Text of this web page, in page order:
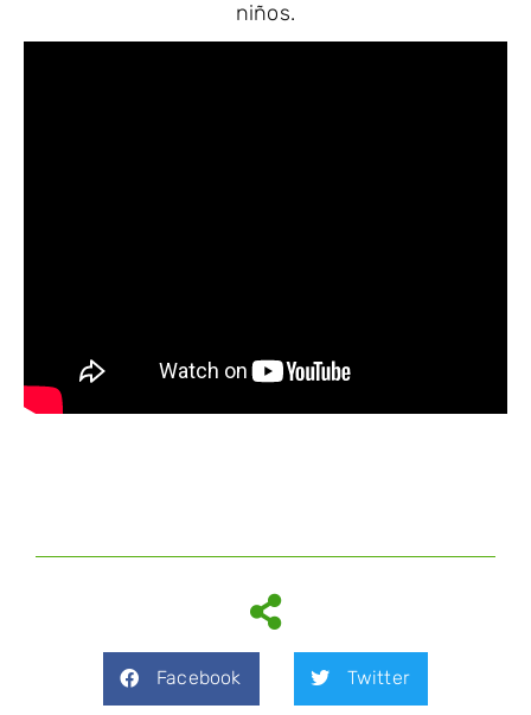
niños.
Facebook Twitter